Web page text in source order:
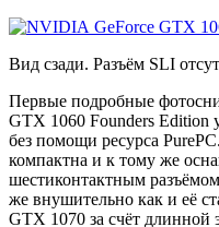
Вид сзади. Разъём SLI
Первые подробные
GTX 1060 Founders Edition
без помощи ресурса
компактна и к тому же
шестиконтактным
же внушительно как и её
GTX 1070 за счёт длинной